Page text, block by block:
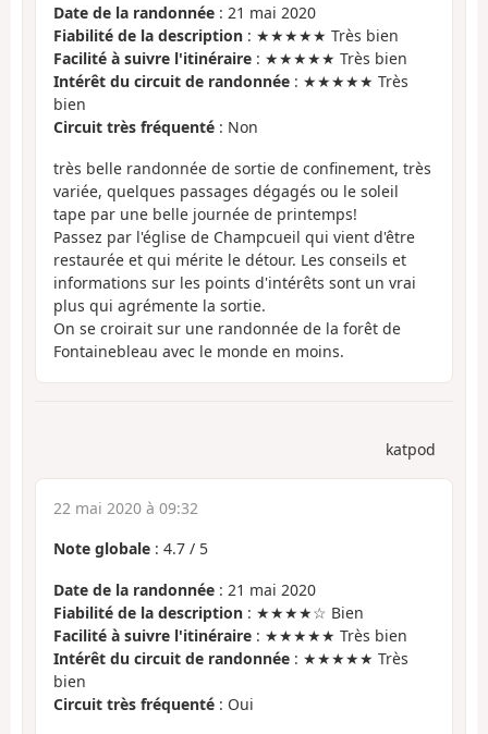
Date de la randonnée : 21 mai 2020
Fiabilité de la description : ★★★★★ Très bien
Facilité à suivre l'itinéraire : ★★★★★ Très bien
Intérêt du circuit de randonnée : ★★★★★ Très
bien
Circuit très fréquenté : Non
très belle randonnée de sortie de confinement, très
variée, quelques passages dégagés ou le soleil
tape par une belle journée de printemps!
Passez par l'église de Champcueil qui vient d'être
restaurée et qui mérite le détour. Les conseils et
informations sur les points d'intérêts sont un vrai
plus qui agrémente la sortie.
On se croirait sur une randonnée de la forêt de
Fontainebleau avec le monde en moins.
katpod
22 mai 2020 à 09:32
Note globale : 4.7 / 5
Date de la randonnée : 21 mai 2020
Fiabilité de la description : ★★★★☆ Bien
Facilité à suivre l'itinéraire : ★★★★★ Très bien
Intérêt du circuit de randonnée : ★★★★★ Très
bien
Circuit très fréquenté : Oui